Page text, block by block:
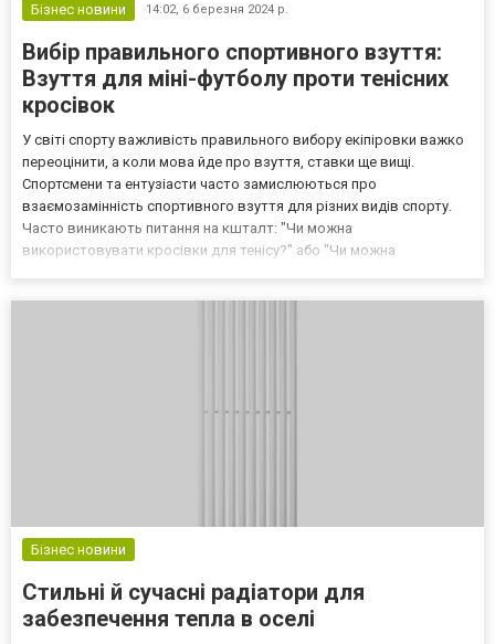
Бізнес новини 14:02, 6 березня 2024 р.
Вибір правильного спортивного взуття:
Взуття для міні-футболу проти тенісних
кросівок
У світі спорту важливість правильного вибору екіпіровки важко
переоцінити, а коли мова йде про взуття, ставки ще вищі.
Спортсмени та ентузіасти часто замислюються про
взаємозамінність спортивного взуття для різних видів спорту.
Часто виникають питання на кшталт: "Чи можна
використовувати кросівки для тенісу?" або "Чи можна
Бізнес новини
Стильні й сучасні радіатори для
забезпечення тепла в оселі